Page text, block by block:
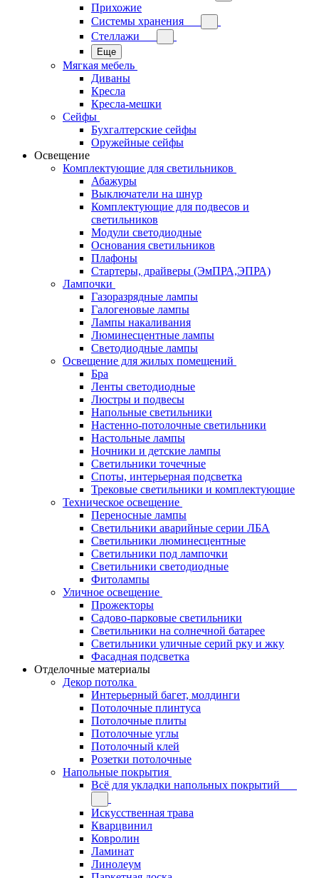
Прихожие
Системы хранения
Стеллажи
Еще
Мягкая мебель
Диваны
Кресла
Кресла-мешки
Сейфы
Бухгалтерские сейфы
Оружейные сейфы
Освещение
Комплектующие для светильников
Абажуры
Выключатели на шнур
Комплектующие для подвесов и
светильников
Модули светодиодные
Основания светильников
Плафоны
Стартеры, драйверы (ЭмПРА,ЭПРА)
Лампочки
Газоразрядные лампы
Галогеновые лампы
Лампы накаливания
Люминесцентные лампы
Светодиодные лампы
Освещение для жилых помещений
Бра
Ленты светодиодные
Люстры и подвесы
Напольные светильники
Настенно-потолочные светильники
Настольные лампы
Ночники и детские лампы
Светильники точечные
Споты, интерьерная подсветка
Трековые светильники и комплектующие
Техническое освещение
Переносные лампы
Светильники аварийные серии ЛБА
Светильники люминесцентные
Светильники под лампочки
Светильники светодиодные
Фитолампы
Уличное освещение
Прожекторы
Садово-парковые светильники
Светильники на солнечной батарее
Светильники уличные серий рку и жку
Фасадная подсветка
Отделочные материалы
Декор потолка
Интерьерный багет, молдинги
Потолочные плинтуса
Потолочные плиты
Потолочные углы
Потолочный клей
Розетки потолочные
Напольные покрытия
Всё для укладки напольных покрытий
Искусственная трава
Кварцвинил
Ковролин
Ламинат
Линолеум